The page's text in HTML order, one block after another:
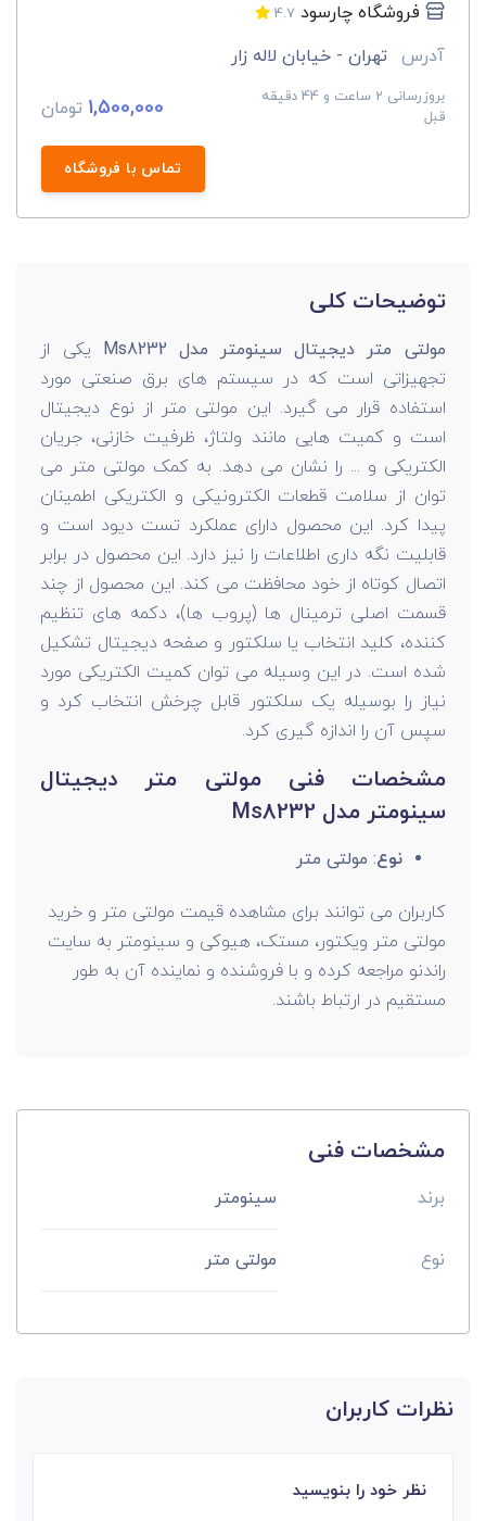
فروشگاه چارسود 4.7
آدرس تهران - خیابان لاله زار
بروزرسانی 2 ساعت و 44 دقیقه
قبل
1,500,000 تومان
تماس با فروشگاه
توضیحات کلی
مولتی متر دیجیتال سینومتر مدل Ms8232
یکی از
تجهیزاتی است که در سیستم های برق صنعتی مورد
استفاده قرار می گیرد. این مولتی متر از نوع دیجیتال
است و کمیت هایی مانند ولتاژ، ظرفیت خازنی، جریان
الکتریکی و ... را نشان می دهد. به کمک مولتی متر می
توان از سلامت قطعات الکترونیکی و الکتریکی اطمینان
پیدا کرد. این محصول دارای عملکرد تست دیود است و
قابلیت نگه داری اطلاعات را نیز دارد. این محصول در برابر
اتصال کوتاه از خود محافظت می کند. این محصول از چند
قسمت اصلی ترمینال ها (پروب ها)، دکمه های تنظیم
کننده، کلید انتخاب یا سلکتور و صفحه دیجیتال تشکیل
شده است. در این وسیله می توان کمیت‌ الکتریکی مورد
نیاز را بوسیله یک سلکتور قابل چرخش انتخاب کرد و
سپس آن را اندازه گیری کرد.
مشخصات فنی مولتی متر دیجیتال
سینومتر مدل Ms8232
نوع: مولتی متر
کاربران می توانند برای مشاهده قیمت مولتی متر و خرید
مولتی متر ویکتور، مستک، هیوکی و سینومتر به سایت
راندنو مراجعه کرده و با فروشنده و نماینده آن به طور
مستقیم در ارتباط باشند.
مشخصات فنی
برند سینومتر
نوع مولتی متر
نظرات کاربران
نظر خود را بنویسید